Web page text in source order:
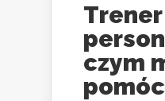
Trener
czym